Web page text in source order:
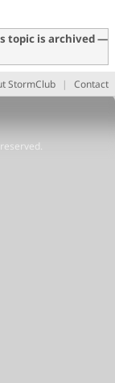
topic is archived —
StormClub | Contact